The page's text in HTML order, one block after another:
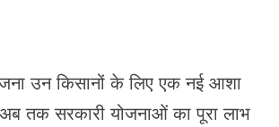
उन किसानों के लिए एक नई आशा
तक सरकारी योजनाओं का पूरा लाभ